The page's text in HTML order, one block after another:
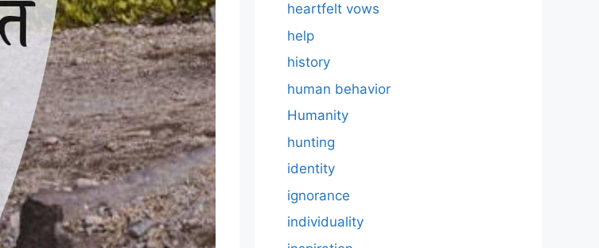
heartfelt vows
help
history
human behavior
Humanity
hunting
identity
ignorance
individuality